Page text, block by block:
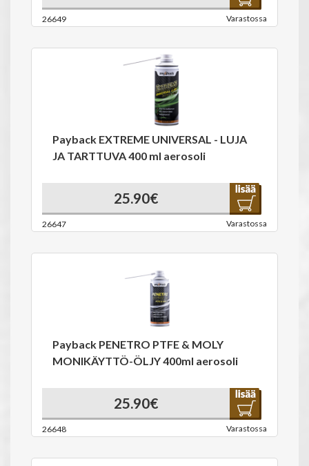
26649 Varastossa
Payback EXTREME UNIVERSAL - LUJA
JA TARTTUVA 400 ml aerosoli
25.90€
26647 Varastossa
Payback PENETRO PTFE & MOLY
MONIKÄYTTÖ-ÖLJY 400ml aerosoli
25.90€
26648 Varastossa